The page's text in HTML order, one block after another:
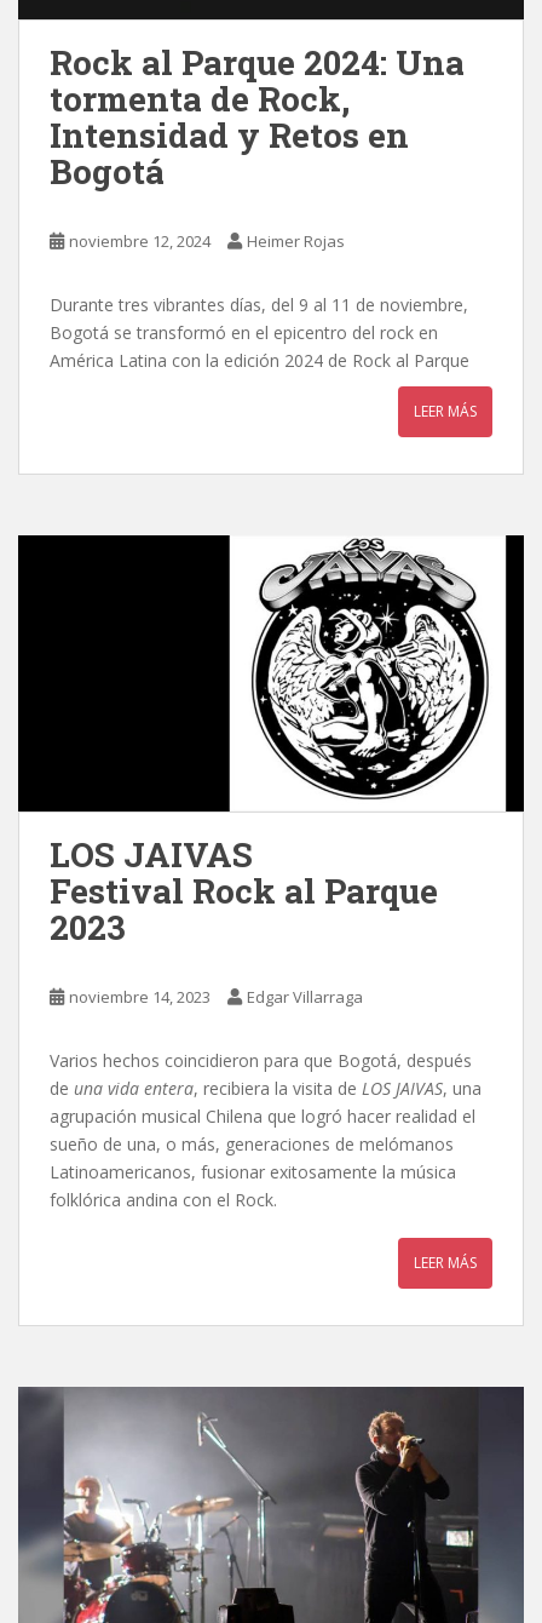
Rock al Parque 2024: Una
tormenta de Rock,
Intensidad y Retos en
Bogotá
noviembre 12, 2024 Heimer Rojas
Durante tres vibrantes días, del 9 al 11 de noviembre,
Bogotá se transformó en el epicentro del rock en
América Latina con la edición 2024 de Rock al Parque
LEER MÁS
LOS JAIVAS
Festival Rock al Parque
2023
noviembre 14, 2023 Edgar Villarraga
Varios hechos coincidieron para que Bogotá, después
de una vida entera, recibiera la visita de LOS JAIVAS, una
agrupación musical Chilena que logró hacer realidad el
sueño de una, o más, generaciones de melómanos
Latinoamericanos, fusionar exitosamente la música
folklórica andina con el Rock.
LEER MÁS